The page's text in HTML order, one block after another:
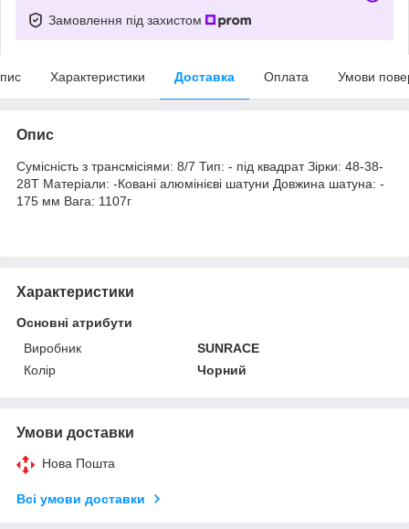
Замовлення під захистом
Характеристики Доставка Оплата Умови
Опис
Сумісність з трансмісіями: 8/7 Тип: - під квадрат Зірки: 48-38-
28T Матеріали: -Ковані алюмінієві шатуни Довжина шатуна: -
175 мм Вага: 1107г
Характеристики
Основні атрибути
Виробник
SUNRACE
Колір
Чорний
Умови доставки
Нова Пошта
Всі умови доставки